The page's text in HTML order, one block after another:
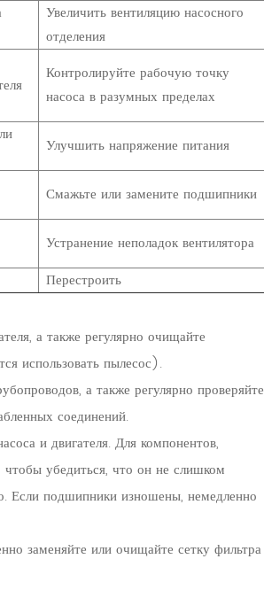
Увеличить вентиляцию насосного
отделения
Контролируйте рабочую точку
насоса в разумных пределах
Улучшить напряжение питания
Смажьте или замените подшипники
Устранение неполадок вентилятора
Перестроить
а также регулярно очищайте
использовать пылесос).
а также регулярно проверяйте
соединений.
и двигателя. Для компонентов,
убедиться, что он не слишком
Если подшипники изношены, немедленно
заменяйте или очищайте сетку фильтра